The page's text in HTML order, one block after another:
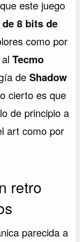
este juego
8 bits de
como por
alTecmo
deShadow
cierto es que
de principio a
art como por
retro
parecida a